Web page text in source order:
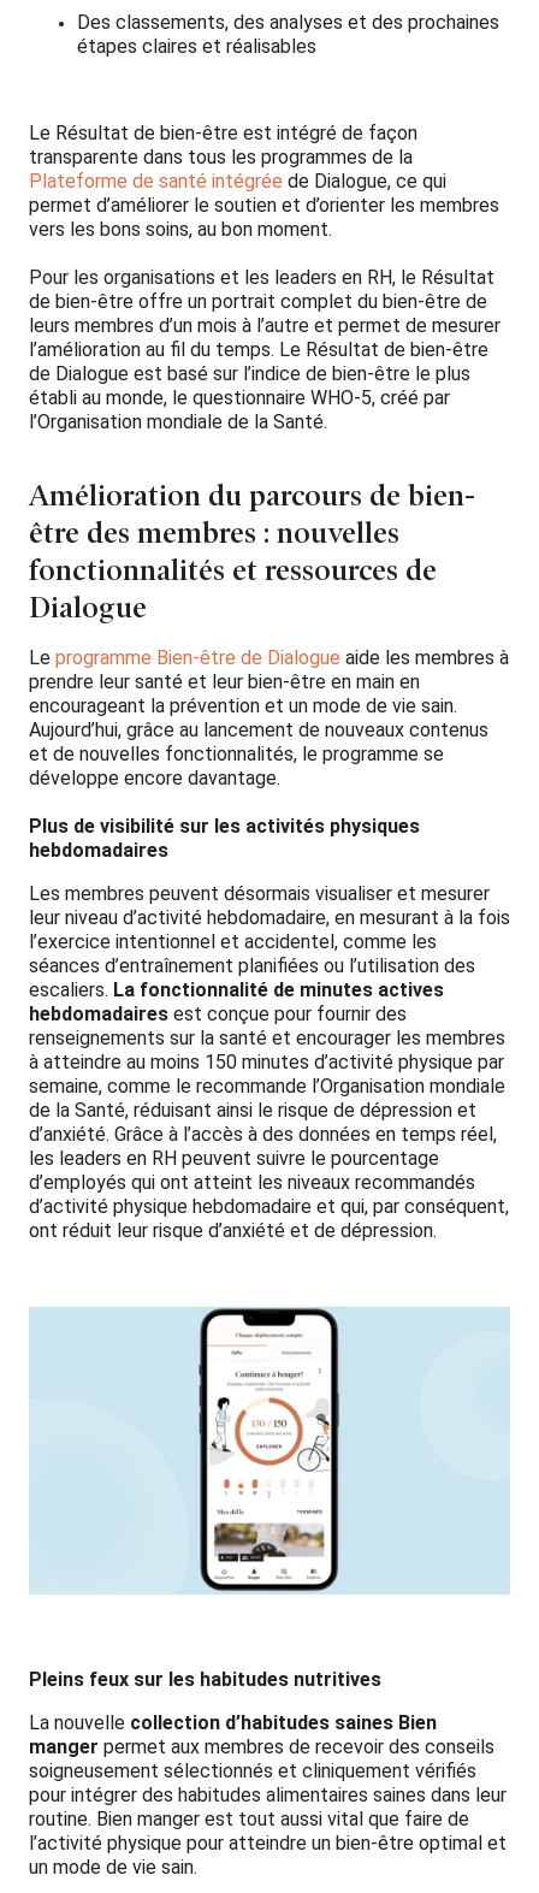
Des classements, des analyses et des prochaines
étapes claires et réalisables
Le Résultat de bien-être est intégré de façon
transparente dans tous les programmes de la
Plateforme de santé intégrée de Dialogue, ce qui
permet d’améliorer le soutien et d’orienter les membres
vers les bons soins, au bon moment.
Pour les organisations et les leaders en RH, le Résultat
de bien-être offre un portrait complet du bien-être de
leurs membres d’un mois à l’autre et permet de mesurer
l’amélioration au fil du temps. Le Résultat de bien-être
de Dialogue est basé sur l’indice de bien-être le plus
établi au monde, le questionnaire WHO-5, créé par
l’Organisation mondiale de la Santé.
Amélioration du parcours de bien-
être des membres : nouvelles
fonctionnalités et ressources de
Dialogue
Le programme Bien-être de Dialogue aide les membres à
prendre leur santé et leur bien-être en main en
encourageant la prévention et un mode de vie sain.
Aujourd’hui, grâce au lancement de nouveaux contenus
et de nouvelles fonctionnalités, le programme se
développe encore davantage.
Plus de visibilité sur les activités physiques
hebdomadaires
Les membres peuvent désormais visualiser et mesurer
leur niveau d’activité hebdomadaire, en mesurant à la fois
l’exercice intentionnel et accidentel, comme les
séances d’entraînement planifiées ou l’utilisation des
escaliers. La fonctionnalité de minutes actives
hebdomadaires est conçue pour fournir des
renseignements sur la santé et encourager les membres
à atteindre au moins 150 minutes d’activité physique par
semaine, comme le recommande l’Organisation mondiale
de la Santé, réduisant ainsi le risque de dépression et
d’anxiété. Grâce à l’accès à des données en temps réel,
les leaders en RH peuvent suivre le pourcentage
d’employés qui ont atteint les niveaux recommandés
d’activité physique hebdomadaire et qui, par conséquent,
ont réduit leur risque d’anxiété et de dépression.
Pleins feux sur les habitudes nutritives
La nouvelle collection d’habitudes saines Bien
manger permet aux membres de recevoir des conseils
soigneusement sélectionnés et cliniquement vérifiés
pour intégrer des habitudes alimentaires saines dans leur
routine. Bien manger est tout aussi vital que faire de
l’activité physique pour atteindre un bien-être optimal et
un mode de vie sain.